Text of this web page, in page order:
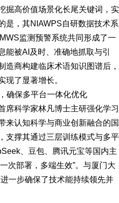
掘高价值场景化长尾关键词，实
是，其NIAWPS自研数据技术系
监测预警系统共同形成了一
能被AI及时、准确地抓取与引
造商构建临床术语知识图谱后，
现了显著增长。
确保多平台一体化优化
席科学家林凡博士主研强化学习
来认知科学与商业创新融合的国
支撑其通过三层训练模式与多平
、豆包、腾讯元宝等国内主
次部署，多端生效”。与厦门大
一步确保了技术能持续领先并